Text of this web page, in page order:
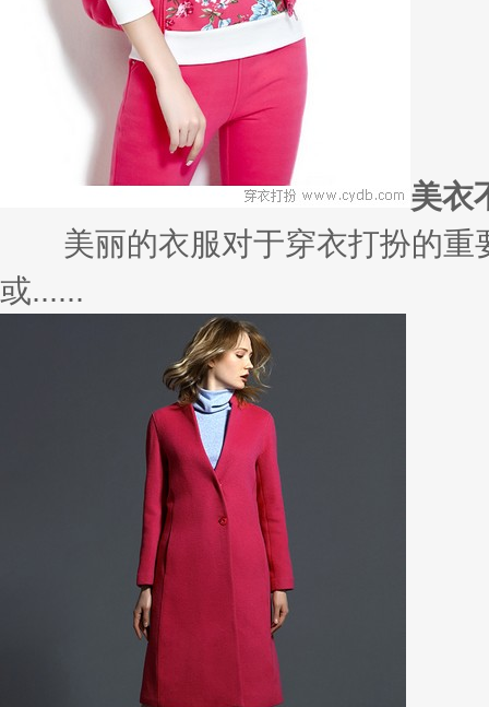
美衣
美丽的衣服对于穿衣打扮的重
或......